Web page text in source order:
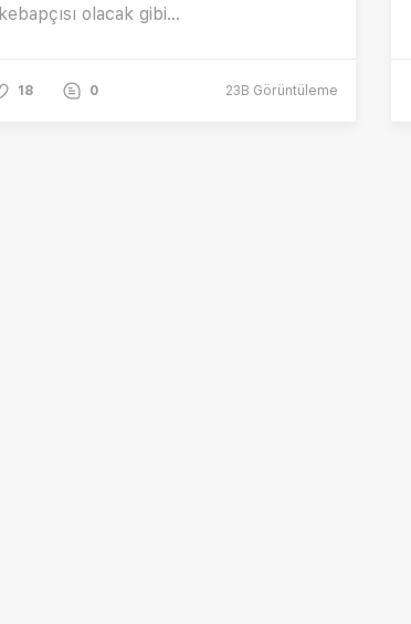
kebapçısı olacak gibi...
18 0 23B Görüntüleme